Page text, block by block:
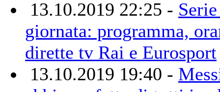
13.10.2019 22:25 -
giornata: programma,
dirette tv Rai e Eurosport
13.10.2019 19:40 -